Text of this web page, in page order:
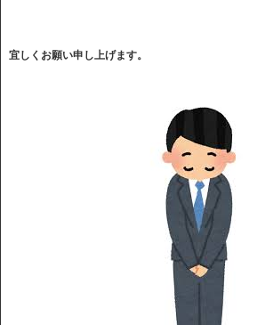
宜しくお願い申し上げます。